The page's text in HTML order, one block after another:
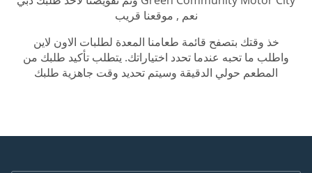
نعم , موقعنا قريب
خذ وقتك بتصفح قائمة طعامنا المعدة لطلبات الاون لاين
واطلب ما تحبه عندما تحدد اختياراتك. يتطلب تأكيد طلبك من
المطعم حولي الدقيقة وسيتم تحديد وقت جاهزية طلبك